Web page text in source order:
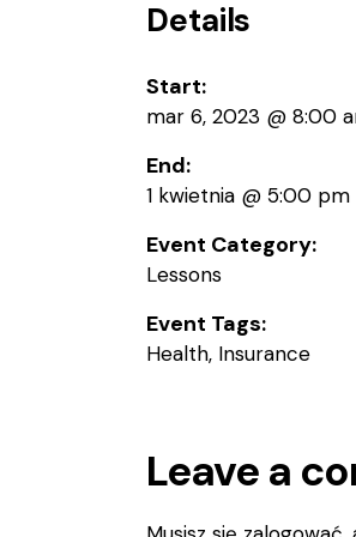
Details
Start:
mar 6, 2023 @ 8:00
End:
1 kwietnia @ 5:00 pm
Event Category:
Lessons
Event Tags:
Health, Insurance
Leave a